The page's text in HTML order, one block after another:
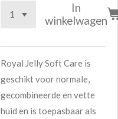
In
winkelwagen
Royal Jelly Soft Care is
geschikt voor normale,
gecombineerde en vette
huid en is toepasbaar als